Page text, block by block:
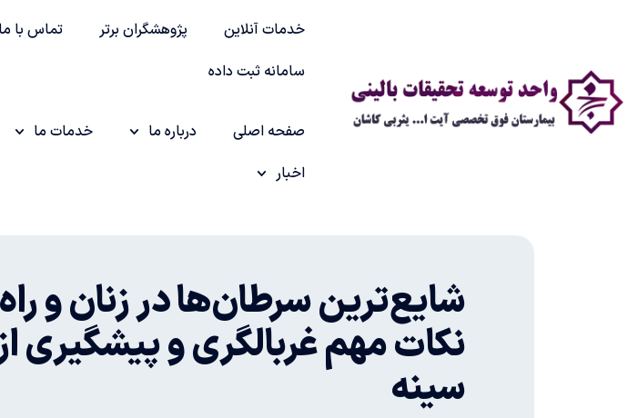
خدمات آنلاین پژوهشگران برتر تماس با ما
سامانه ثبت داده
صفحه اصلی درباره ما خدمات ما
اخبار
شایع‌ترین سرطان‌ها در زنان و
نکات مهم غربالگری و پیشگیری
سینه